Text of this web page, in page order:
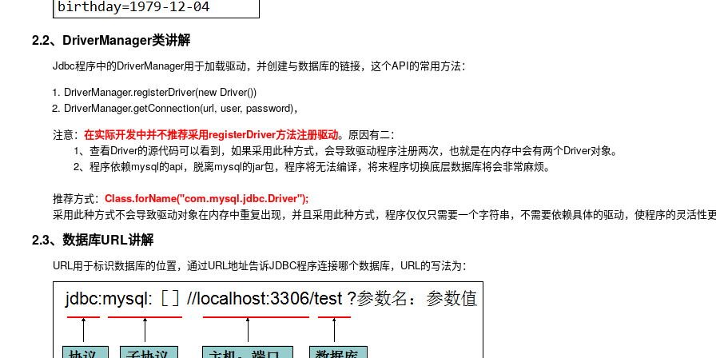
2.2、DriverManager类讲解
Jdbc程序中的DriverManager用于加载驱动，并创建与数据库的链接，这个API的常用方法：
DriverManager.registerDriver(new Driver())
DriverManager.getConnection(url, user, password)，
注意： 在实际开发中并不推荐采用registerDriver方法注册驱动。原因有二：
1、查看Driver的源代码可以看到，如果采用此种方式，会导致驱动程序注册两次，也就是在内存中会有两个Driver对象。
2、程序依赖mysql的api，脱离mysql的jar包，程序将无法编译，将来程序切换底层数据库将会非常麻烦。
推荐方式： Class.forName("com.mysql.jdbc.Driver");
采用此种方式不会导致驱动对象在内存中重复出现，并且采用此种方式，程序仅仅只需要一个字符串，不需要依赖具体的驱动，使程序的灵活性
2.3、数据库URL讲解
URL用于标识数据库的位置，通过URL地址告诉JDBC程序连接哪个数据库，URL的写法为：